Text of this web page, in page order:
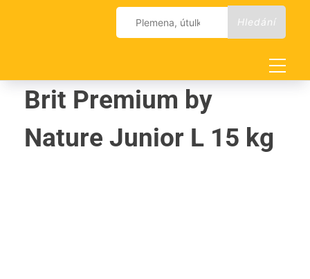
Vyhledávání
Brit Premium by
Nature Junior L 15 kg